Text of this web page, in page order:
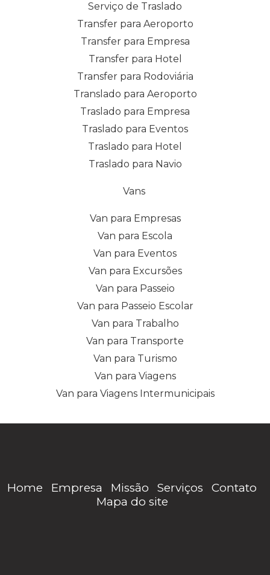
Serviço de Traslado
Transfer para Aeroporto
Transfer para Empresa
Transfer para Hotel
Transfer para Rodoviária
Translado para Aeroporto
Traslado para Empresa
Traslado para Eventos
Traslado para Hotel
Traslado para Navio
Vans
Van para Empresas
Van para Escola
Van para Eventos
Van para Excursões
Van para Passeio
Van para Passeio Escolar
Van para Trabalho
Van para Transporte
Van para Turismo
Van para Viagens
Van para Viagens Intermunicipais
Home Empresa Missão Serviços
Contato
Mapa do site